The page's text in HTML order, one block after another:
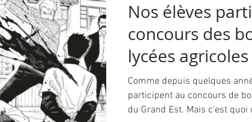
Nos élèves
concours des
lycées
pour
Comme depuis quelques
participent au concours de
du Grand Est. Mais c'est quoi